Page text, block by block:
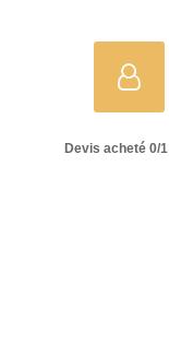
Devis acheté0/1